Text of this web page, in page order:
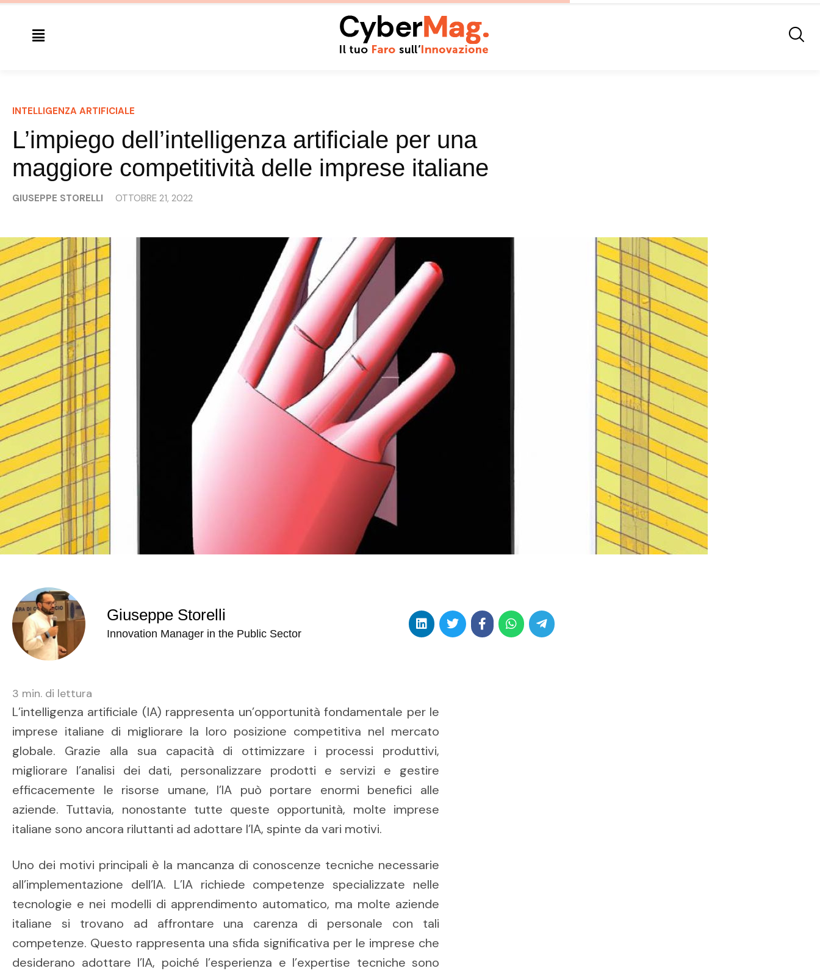
INTELLIGENZA ARTIFICIALE
L’impiego dell’intelligenza artificiale per una
maggiore competitività delle imprese italiane
GIUSEPPE STORELLI OTTOBRE 21, 2022
Giuseppe Storelli
Innovation Manager in the Public Sector
3 min. di lettura
L’intelligenza artificiale (IA) rappresenta un’opportunità fondamentale per le
imprese italiane di migliorare la loro posizione competitiva nel mercato
globale. Grazie alla sua capacità di ottimizzare i processi produttivi,
migliorare l’analisi dei dati, personalizzare prodotti e servizi e gestire
efficacemente le risorse umane, l’IA può portare enormi benefici alle
aziende. Tuttavia, nonostante tutte queste opportunità, molte imprese
italiane sono ancora riluttanti ad adottare l’IA, spinte da vari motivi.
Uno dei motivi principali è la mancanza di conoscenze tecniche necessarie
all’implementazione dell’IA. L’IA richiede competenze specializzate nelle
tecnologie e nei modelli di apprendimento automatico, ma molte aziende
italiane si trovano ad affrontare una carenza di personale con tali
competenze. Questo rappresenta una sfida significativa per le imprese che
desiderano adottare l’IA, poiché l’esperienza e l’expertise tecniche sono